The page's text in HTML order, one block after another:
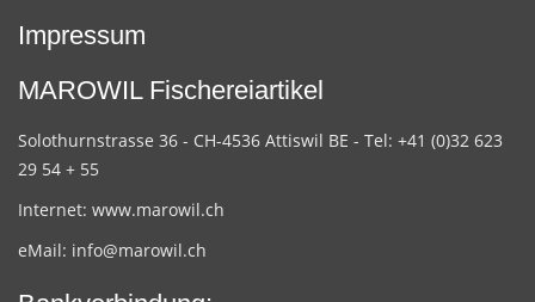
Impressum
MAROWIL Fischereiartikel
Solothurnstrasse 36 - CH-4536 Attiswil BE - Tel: +41 (0)32 623
29 54 + 55
Internet: www.marowil.ch
eMail: info@marowil.ch